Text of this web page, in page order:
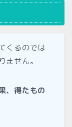
くるのでは
ません。
、得たもの